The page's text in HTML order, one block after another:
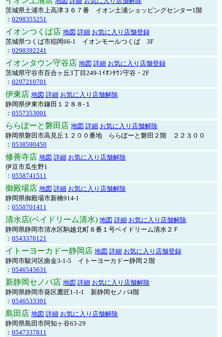
茨城県土浦市上高津３６７番 イオン土浦ショッピングセンター1階
： 0298355251
イオンつくば店 地図 詳細 お気に入り店舗登録
茨城県つくば市稲岡66-1 イオンモールつくば 3F
： 0298392241
イオンタウン守谷店 地図 詳細 お気に入り店舗登録
茨城県守谷市百合ヶ丘3丁目249-1ｲｵﾝﾀｳﾝ守谷・2F
： 0297210701
伊東店 地図 詳細 お気に入り店舗解除
静岡県伊東市鎌田１２８８-１
： 0557353001
ららぽーと磐田店 地図 詳細 お気に入り店舗解除
静岡県磐田市高見丘１２００番地 ららぽーと磐田２階 ２２３００
： 0538590450
修善寺店 地図 詳細 お気に入り店舗解除
伊豆市瓜生野1
： 0558741511
御殿場店 地図 詳細 お気に入り店舗解除
静岡県御殿場市新橋914-1
： 0550701411
清水店(ベイドリーム清水) 地図 詳細 お気に入り店舗解除
静岡県静岡市清水区駒越北町８番１号ベイドリーム清水２Ｆ
： 0543370121
イトーヨーカドー静岡店 地図 詳細 お気に入り店舗登録
静岡市駿河区曲金3-1-5 イトーヨーカドー静岡２階
： 0546545631
新静岡セノバ店 地図 詳細 お気に入り店舗解除
静岡県静岡市葵区鷹匠1-1-1 新静岡セノバ4階
： 0546533301
島田店 地図 詳細 お気に入り店舗解除
静岡県島田市阿知ヶ谷63-29
： 0547337811